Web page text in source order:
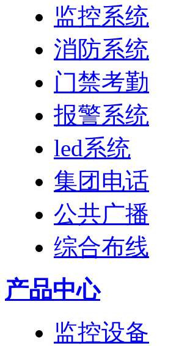
监控系统
消防系统
门禁考勤
报警系统
led系统
集团电话
公共广播
综合布线
产品中心
监控设备